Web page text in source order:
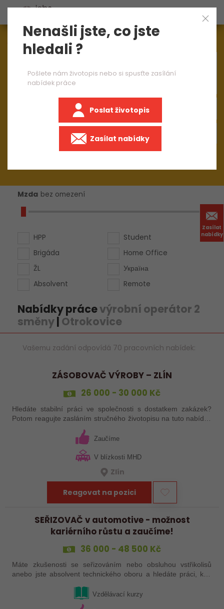
Zasílat
nabídky
Aktuálně1548nabídek práce
Mzda bez omezení
HPP
Brigáda
ŽL
Absolvent
Student
Home Office
Україна
Remote
Nabídky prácevýrobní operátor 2
směny| Otrokovice
Vašemu zadání odpovídá 70 pracovních nabídek:
ZÁSOBOVAČ VÝROBY – ZLÍN
26 000 - 30 000 Kč
Hledáte stabilní práci ve společnosti s dostatkem zakázek?
Potom reagujte zasláním stručného životopisu na tuto nabídku
Zaučíme
V blízkosti MHD
Zlín
Reagovat na pozici
SEŘIZOVAČ v automotive - možnost
kariérního růstu a zaučíme!
36 000 - 48 500 Kč
Máte zkušenosti se seřizováním nebo obsluhou vstřikolisů
anebo jste absolvent technického oboru a hledáte práci, kde
řešení a práce přímo ve…Vzdělávací kurzy
Nenašli jste, co jste
hledali ?
Pošlete nám životopis nebo si spusťte zasílání
nabídek práce
Poslat životopis
Zasílat nabídky